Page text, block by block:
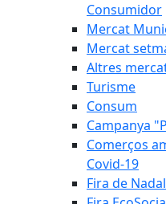
Consumidor
Mercat
Mercat
Altres
Turisme
Consum
Campanya
Comerços
Covid-19
Fira de